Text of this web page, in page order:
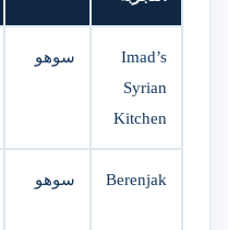
Imad’s
Syrian
Kitchen
سوهو
Berenjak سوهو